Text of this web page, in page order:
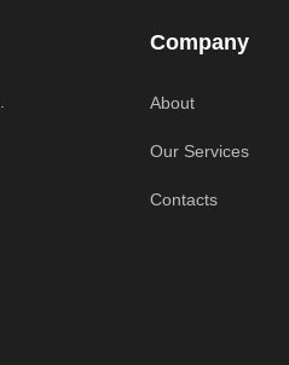
Company
About
Our Services
Contacts